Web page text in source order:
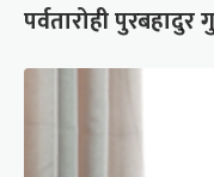
पर्वतारोही